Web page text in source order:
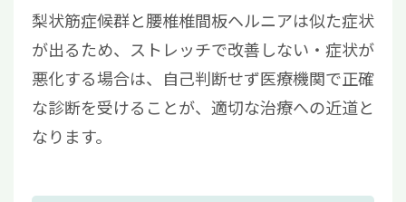
梨状筋症候群と腰椎椎間板ヘルニアは似た症状
が出るため、ストレッチで改善しない・症状が
悪化する場合は、自己判断せず医療機関で正確
な診断を受けることが、適切な治療への近道と
なります。